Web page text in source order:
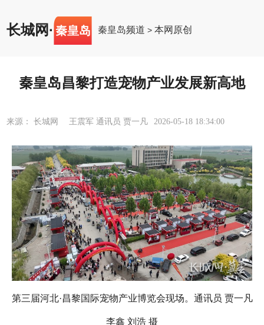
长城网· 秦皇岛 秦皇岛频道 >本网原创
秦皇岛昌黎打造宠物产业发展新高地
来源： 长城网 王震军 通讯员 贾一凡 2026-05-18 18:34:00
第三届河北·昌黎国际宠物产业博览会现场。通讯员 贾一凡
李鑫 刘浩 摄